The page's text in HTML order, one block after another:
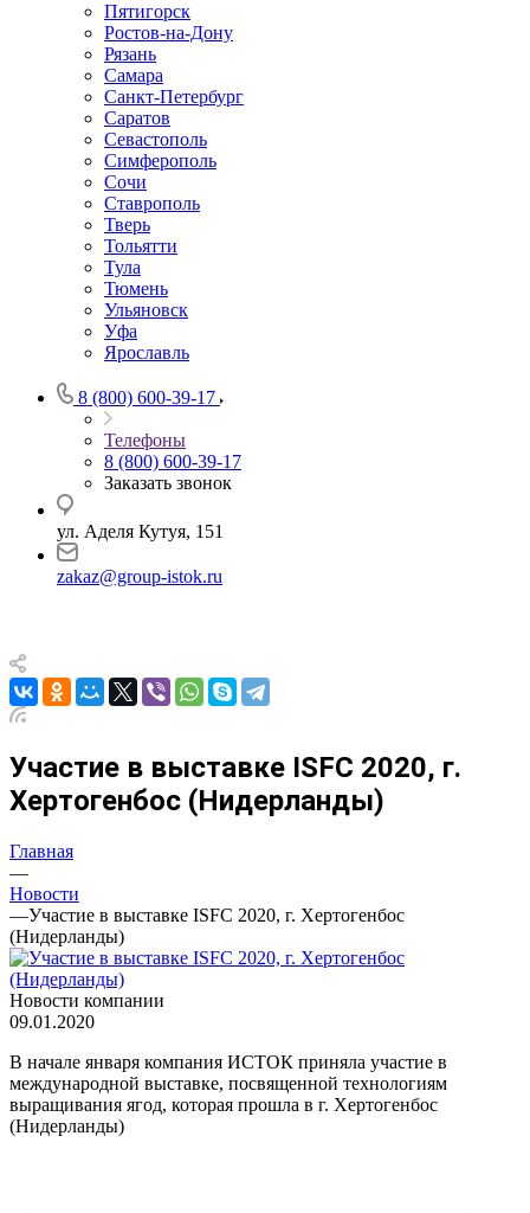
Пятигорск
Ростов-на-Дону
Рязань
Самара
Санкт-Петербург
Саратов
Севастополь
Симферополь
Сочи
Ставрополь
Тверь
Тольятти
Тула
Тюмень
Ульяновск
Уфа
Ярославль
8 (800) 600-39-17
Телефоны
8 (800) 600-39-17
Заказать звонок
ул. Аделя Кутуя, 151
zakaz@group-istok.ru
Участие в выставке ISFC 2020, г.
Хертогенбос (Нидерланды)
Главная
—
Новости
—Участие в выставке ISFC 2020, г. Хертогенбос
(Нидерланды)
Новости компании
09.01.2020
В начале января компания ИСТОК приняла участие в
международной выставке, посвященной технологиям
выращивания ягод, которая прошла в г. Хертогенбос
(Нидерланды)